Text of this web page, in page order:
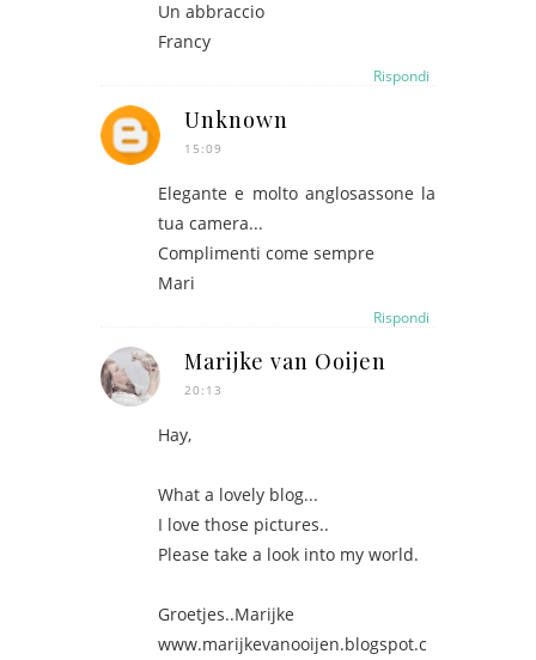
Un abbraccio
Francy
Rispondi
Unknown
15:09
Elegante e molto anglosassone la
tua camera...
Complimenti come sempre
Mari
Rispondi
Marijke van Ooijen
20:13
Hay,
What a lovely blog...
I love those pictures..
Please take a look into my world.
Groetjes..Marijke
www.marijkevanooijen.blogspot.c